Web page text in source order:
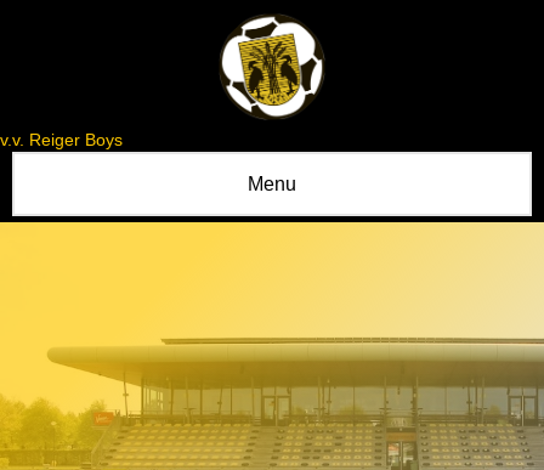
v.v. Reiger Boys
Menu